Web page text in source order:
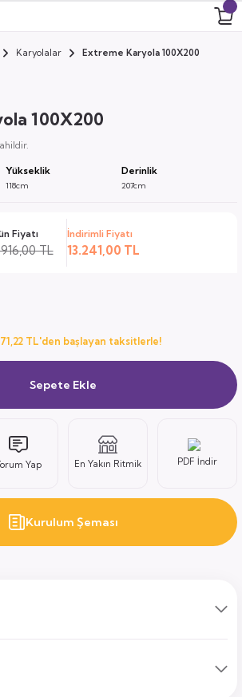
Geri Dön
Geri Dön
Geri Dön
Geri Dön
Karyolalar Extreme Karyola 100X200
100X200
Yükseklik Derinlik
118cm 207cm
Fiyatı
TL
İndirimli Fiyatı
13.241,00 TL
TL'den başlayan taksitlerle!
Sepete Ekle
Yap En Yakın Ritmik PDF İndir
Kurulum Şeması